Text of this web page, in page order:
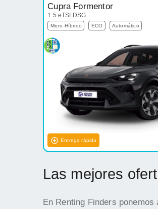
Cupra Formentor
1.5 eTSI DSG
Micro-Híbrido ECO Automático
Entrega rápida
Las mejores
En Renting Finders